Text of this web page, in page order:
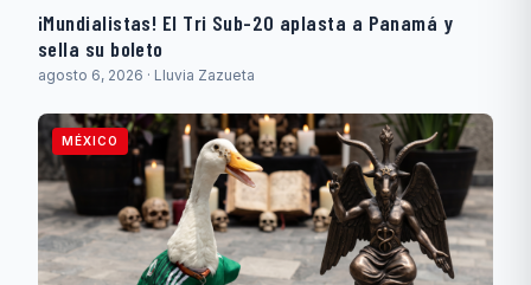
¡Mundialistas! El Tri Sub-20 aplasta a Panamá y
sella su boleto
agosto 6, 2026 · Lluvia Zazueta
MÉXICO